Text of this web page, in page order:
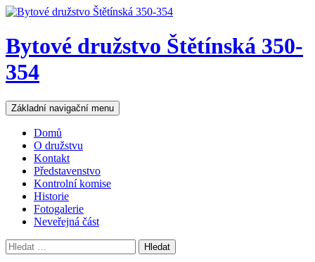
Přejít
obsahu
webu
Bytové družstvo Štětínská 350-
354
Hledat
Základní navigační menu
Domů
O družstvu
Kontakt
Představenstvo
Kontrolní komise
Historie
Fotogalerie
Neveřejná část
Vyhledávání